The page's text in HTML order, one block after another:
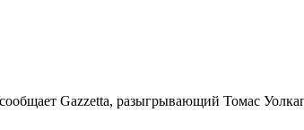
Gazzetta, разыгрывающий Томас